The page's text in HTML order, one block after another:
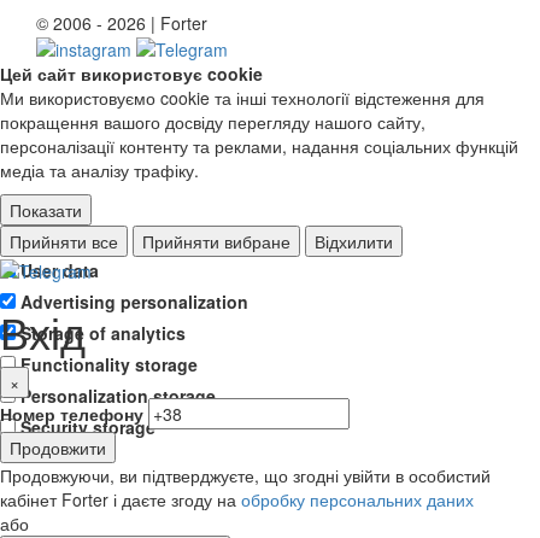
© 2006 - 2026 | Forter
Цей сайт використовує cookie
Ми використовуємо cookie та інші технології відстеження для
покращення вашого досвіду перегляду нашого сайту,
персоналізації контенту та реклами, надання соціальних функцій
медіа та аналізу трафіку.
Показати
Ad storage
User data
Advertising personalization
Storage of analytics
Functionality storage
Personalization storage
Security storage
Прийняти все Прийняти вибране Відхилити
Вхід
×
Номер телефону
Продовжити
Продовжуючи, ви підтверджуєте, що згодні увійти в особистий
кабінет Forter і даєте згоду на обробку персональних даних
або